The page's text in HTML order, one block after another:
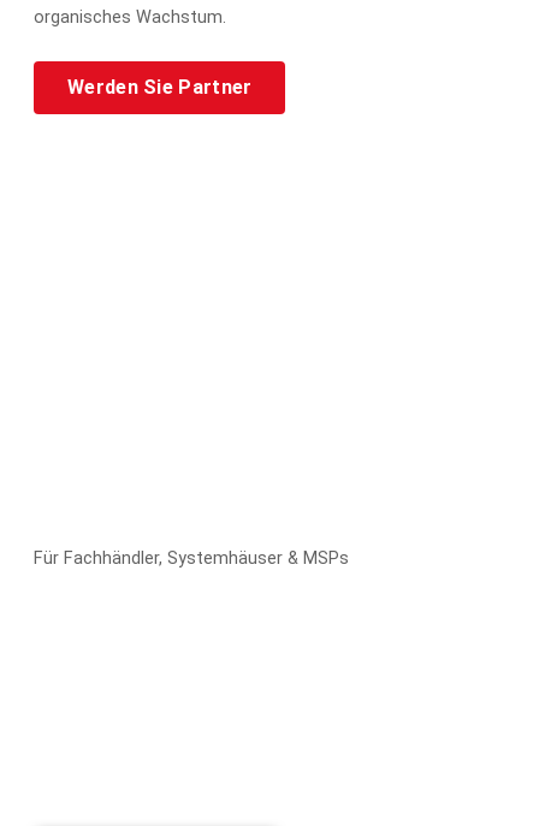
organisches Wachstum.
Werden Sie Partner
Für Fachhändler, Systemhäuser & MSPs